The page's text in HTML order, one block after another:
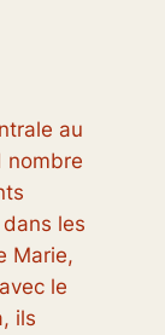
au
nombre
les
Marie,
le
ils